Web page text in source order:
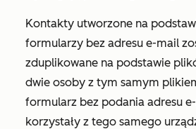
Kontakty utworzone na
formularzy bez adresu e-mail
zduplikowane na podstawie
dwie osoby z tym samym
formularz bez podania adresu
korzystały z tego samego